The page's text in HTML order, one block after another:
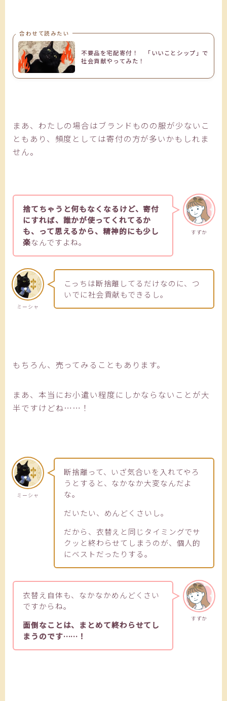
合わせて読みたい
不要品を宅配寄付！ 「いいことシップ」で
社会貢献やってみた！
まあ、わたしの場合はブランドものの服が少ないこ
ともあり、頻度としては寄付の方が多いかもしれま
せん。
すずか
捨てちゃうと何もなくなるけど、寄付
にすれば、誰かが使ってくれてるか
も、って思えるから、精神的にも少し
楽なんですよね。
ミーシャ
こっちは断捨離してるだけなのに、つ
いでに社会貢献もできるし。
もちろん、売ってみることもあります。
まあ、本当にお小遣い程度にしかならないことが大
半ですけどね……！
ミーシャ
断捨離って、いざ気合いを入れてやろ
うとすると、なかなか大変なんだよ
な。
だいたい、めんどくさいし。
だから、衣替えと同じタイミングでサ
クッと終わらせてしまうのが、個人的
にベストだったりする。
すずか
衣替え自体も、なかなかめんどくさい
ですからね。
面倒なことは、まとめて終わらせてし
まうのです……！